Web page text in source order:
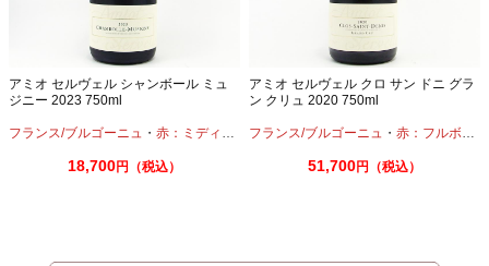
アミオ セルヴェル シャンボール ミュ
ジニー 2023 750ml
フランス/ブルゴーニュ ・ 赤：ミディアムボディ ・ピノノワール
18,700円（税込）
アミオ セルヴェル クロ サン ドニ グラ
ン クリュ 2020 750ml
フランス/ブルゴーニュ ・赤：フルボディ
51,700円（税込）